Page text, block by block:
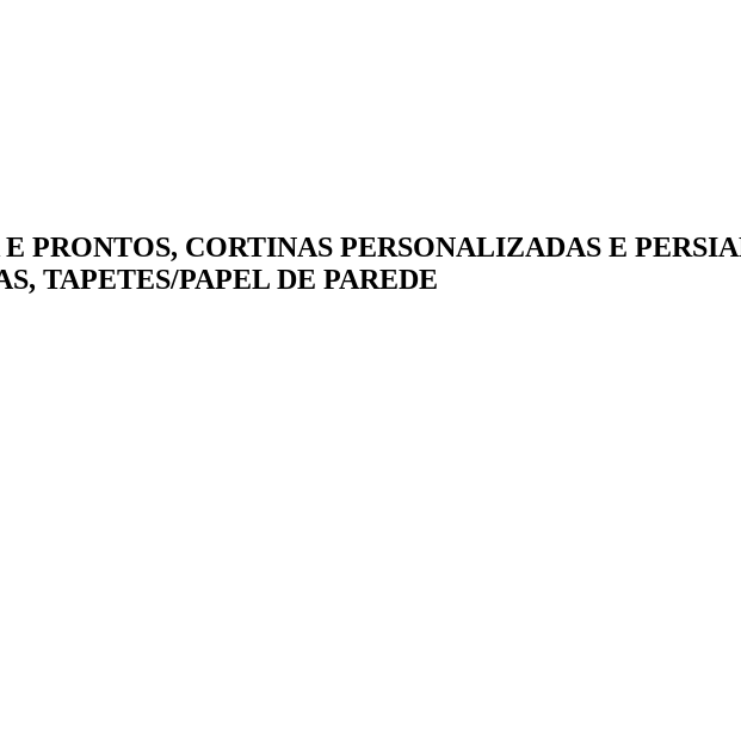
PRONTOS, CORTINAS PERSONALIZADAS E
TAPETES/PAPEL DE PAREDE